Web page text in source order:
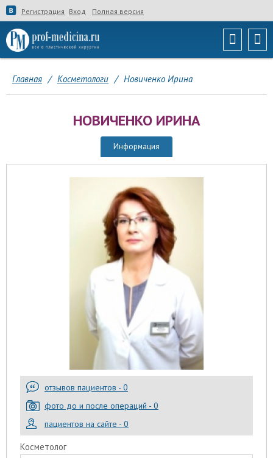
Регистрация Вход Полная версия
Главная / Косметологи / Новиченко Ирина
НОВИЧЕНКО ИРИНА
Информация
отзывов пациентов - 0
фото до и после операций - 0
пациентов на сайте - 0
Косметолог